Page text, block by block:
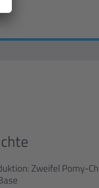
Zweifel Pomy-